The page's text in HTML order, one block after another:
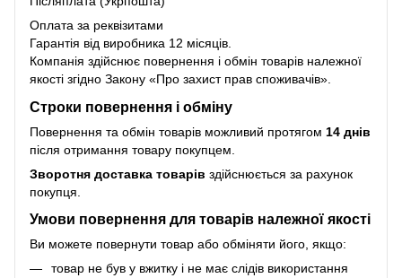
Оплата за реквізитами
Гарантія від виробника 12 місяців.
Компанія здійснює повернення і обмін товарів належної
якості згідно Закону «Про захист прав споживачів»
Строки повернення і обміну
Повернення та обмін товарів можливий протягом 14 днів
після отримання товару покупцем.
Зворотня доставка товарів здійснюється за рахунок
покупця.
Умови повернення для товарів належної якості
Ви можете повернути товар або обміняти його, якщо:
товар не був у вжитку і не має слідів використання